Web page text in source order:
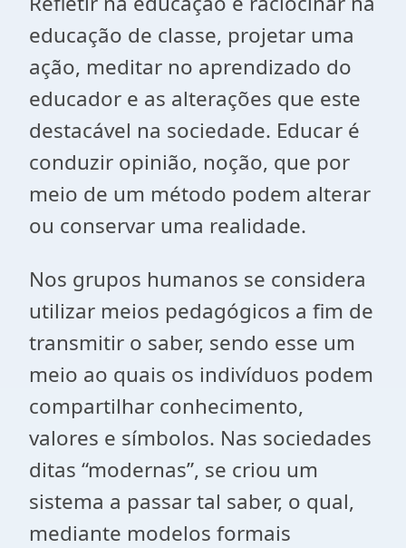
educação de classe, projetar uma
ação, meditar no aprendizado do
educador e as alterações que este
destacável na sociedade. Educar é
conduzir opinião, noção, que por
meio de um método podem alterar
ou conservar uma realidade.
Nos grupos humanos se considera
utilizar meios pedagógicos a fim de
transmitir o saber, sendo esse um
meio ao quais os indivíduos podem
compartilhar conhecimento,
valores e símbolos. Nas sociedades
ditas “modernas”, se criou um
sistema a passar tal saber, o qual,
mediante modelos formais